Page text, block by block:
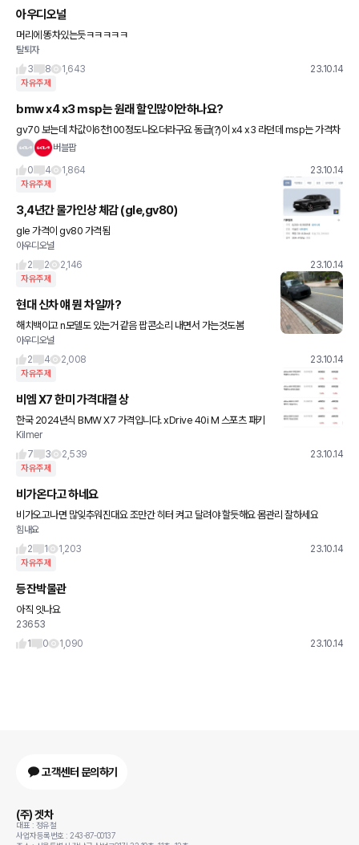
아우디오널
머리에 똥차있는듯ㅋㅋㅋㅋㅋ
탈퇴자
3
8 1,643 23.10.14
자유주제
bmw x4 x3 msp는 원래 할인많이안하나요?
gv70 보는데 차값이6천100정도나오더라구요 동급(?)이 x4 x3 라던데 msp는 가격차
이가많이나길래 할인 알아보니 생각보다할인많이안하더군요 가격차이가 좀나서...
버블팝
0
4 1,864 23.10.14
자유주제
3,4년간 물가인상 체감 (gle,gv80)
gle 가격이 gv80 가격됨
아우디오널
2
2 2,146 23.10.14
자유주제
현대 신차 얘 뭔 차일까?
해치백이고 n모델도 있는거 같음 팝콘소리 내면서 가는것도봄
아우디오널
2
4 2,008 23.10.14
자유주제
비엠 X7 한미 가격대결 상
한국 2024년식 BMW X7 가격입니다. xDrive 40i M 스포츠 패키
지 1.5억 겟차 프로모션 4에서 4.6% 600에서 700만원 사이 적용
Kilmer
7
3 2,539 23.10.14
자유주제
비가온다고 하네요
비가오고나면 많잊추워진대요 조만간 히터 켜고 달려야 할듯해요 몸관리 잘하세요
힘내요
2
1 1,203 23.10.14
자유주제
등잔박물관
아직 잇나요
23653
1
0 1,090 23.10.14
고객센터 문의하기
(주) 겟차
대표 : 정유철
사업자등록번호 : 243-87-00137